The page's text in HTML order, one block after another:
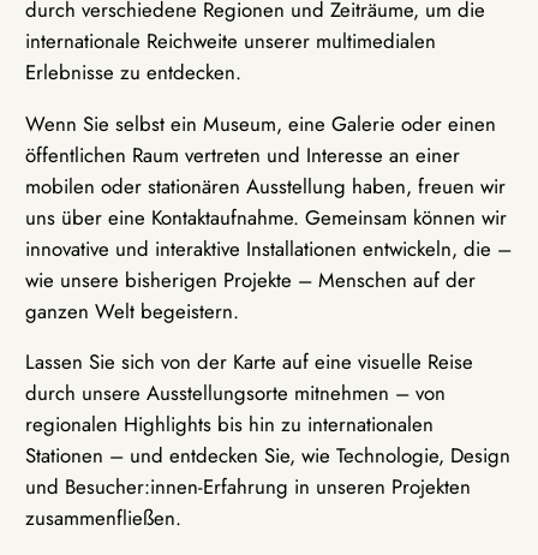
durch verschiedene Regionen und Zeiträume, um die
internationale Reichweite unserer multimedialen
Erlebnisse zu entdecken.
Wenn Sie selbst ein Museum, eine Galerie oder einen
öffentlichen Raum vertreten und Interesse an einer
mobilen oder stationären Ausstellung haben, freuen wir
uns über eine Kontaktaufnahme. Gemeinsam können wir
innovative und interaktive Installationen entwickeln, die –
wie unsere bisherigen Projekte – Menschen auf der
ganzen Welt begeistern.
Lassen Sie sich von der Karte auf eine visuelle Reise
durch unsere Ausstellungsorte mitnehmen – von
regionalen Highlights bis hin zu internationalen
Stationen – und entdecken Sie, wie Technologie, Design
und Besucher:innen-Erfahrung in unseren Projekten
zusammenfließen.